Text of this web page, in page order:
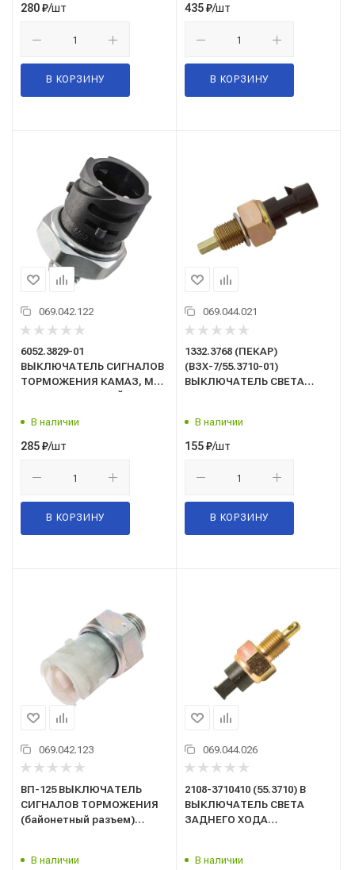
280₽/шт
В КОРЗИНУ
435₽/шт
В КОРЗИНУ
069.042.122
6052.3829-01
ВЫКЛЮЧАТЕЛЬ СИГНАЛОВ
ТОРМОЖЕНИЯ КАМАЗ, МАЗ
В наличии
285₽/шт
В КОРЗИНУ
069.044.021
1332.3768 (ПЕКАР)
(ВЗХ-7/55.3710-01)
ВЫКЛЮЧАТЕЛЬ СВЕТА
ПРИОРА
В наличии
155₽/шт
В КОРЗИНУ
069.042.123
ВП-125 ВЫКЛЮЧАТЕЛЬ
СИГНАЛОВ ТОРМОЖЕНИЯ
(байонетный разъем)
6052.3829-01)
В наличии
069.044.026
2108-3710410 (55.3710) В
ВЫКЛЮЧАТЕЛЬ СВЕТА
ЗАДНЕГО ХОДА
1111, 11113, М-2141
В наличии